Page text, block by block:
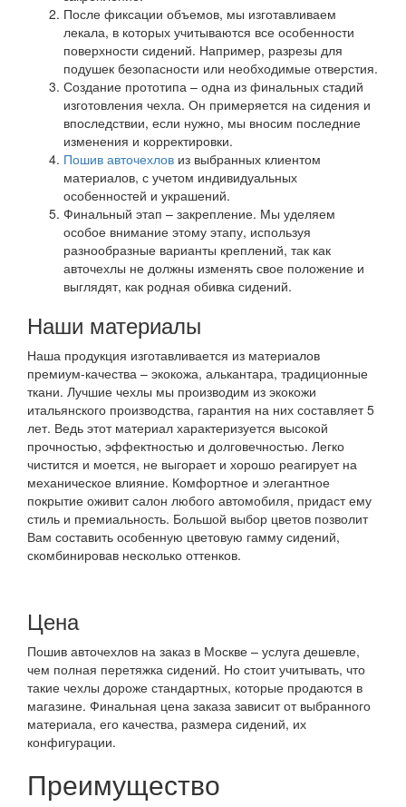
После фиксации объемов, мы изготавливаем
лекала, в которых учитываются все особенности
поверхности сидений. Например, разрезы для
подушек безопасности или необходимые отверстия.
Создание прототипа – одна из финальных стадий
изготовления чехла. Он примеряется на сидения и
впоследствии, если нужно, мы вносим последние
изменения и корректировки.
Пошив авточехлов из выбранных клиентом
материалов, с учетом индивидуальных
особенностей и украшений.
Финальный этап – закрепление. Мы уделяем
особое внимание этому этапу, используя
разнообразные варианты креплений, так как
авточехлы не должны изменять свое положение и
выглядят, как родная обивка сидений.
Наши материалы
Наша продукция изготавливается из материалов
премиум-качества – экокожа, алькантара, традиционные
ткани. Лучшие чехлы мы производим из экокожи
итальянского производства, гарантия на них составляет 5
лет. Ведь этот материал характеризуется высокой
прочностью, эффектностью и долговечностью. Легко
чистится и моется, не выгорает и хорошо реагирует на
механическое влияние. Комфортное и элегантное
покрытие оживит салон любого автомобиля, придаст ему
стиль и премиальность. Большой выбор цветов позволит
Вам составить особенную цветовую гамму сидений,
скомбинировав несколько оттенков.
Цена
Пошив авточехлов на заказ в Москве – услуга дешевле,
чем полная перетяжка сидений. Но стоит учитывать, что
такие чехлы дороже стандартных, которые продаются в
магазине. Финальная цена заказа зависит от выбранного
материала, его качества, размера сидений, их
конфигурации.
Преимущество